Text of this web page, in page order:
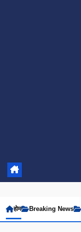
होम Breaking News